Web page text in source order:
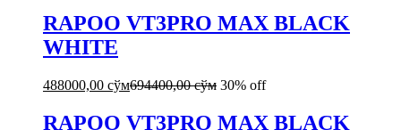
RAPOO VT3PRO MAX BLACK
WHITE
488000,00 сўм694400,00сўм 30% off
RAPOO VT3PRO MAX BLACK